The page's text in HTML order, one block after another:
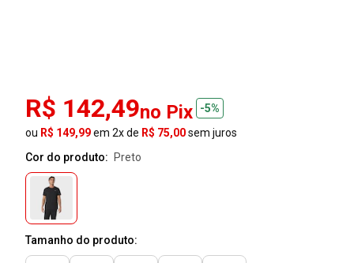
R$ 142,49no Pix
-5%
ou R$ 149,99em 2x de R$ 75,00sem juros
Cor do produto:
preto
Tamanho do produto: